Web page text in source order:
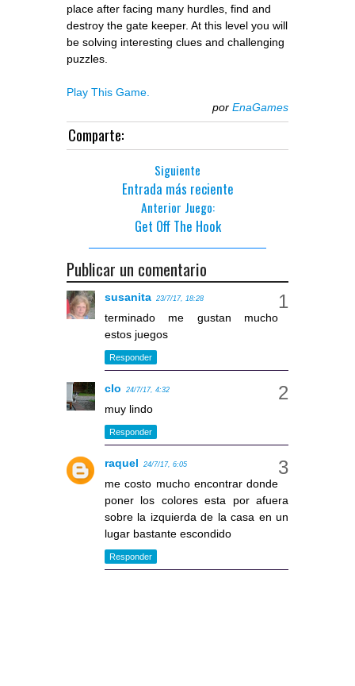
place after facing many hurdles, find and
destroy the gate keeper. At this level you will
be solving interesting clues and challenging
puzzles.
Play This Game.
por EnaGames
Comparte:
Siguiente
Entrada más reciente
Anterior Juego:
Get Off The Hook
Publicar un comentario
susanita 23/7/17, 18:28
terminado me gustan mucho
estos juegos
Responder
clo 24/7/17, 4:32
muy lindo
Responder
raquel 24/7/17, 6:05
me costo mucho encontrar donde
poner los colores esta por afuera
sobre la izquierda de la casa en un
lugar bastante escondido
Responder